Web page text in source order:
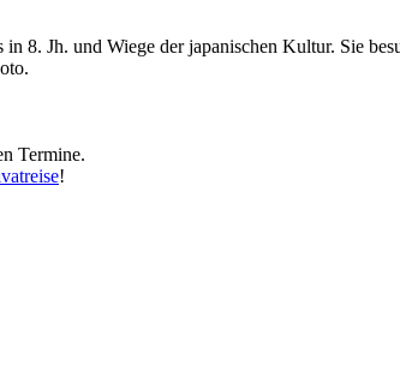
8. Jh. und Wiege der japanischen Kultur. Sie
Termine.
!